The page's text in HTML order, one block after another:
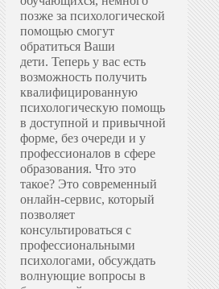
позже за психологической
помощью смогут
обратиться Ваши
дети. Теперь у вас есть
возможность получить
квалифицированную
психологическую помощь
в доступной и привычной
форме, без очереди и у
профессионалов в сфере
образования. Что это
такое? Это современный
онлайн-сервис, который
позволяет
консультироваться с
профессиональными
психологами, обсуждать
волнующие вопросы в